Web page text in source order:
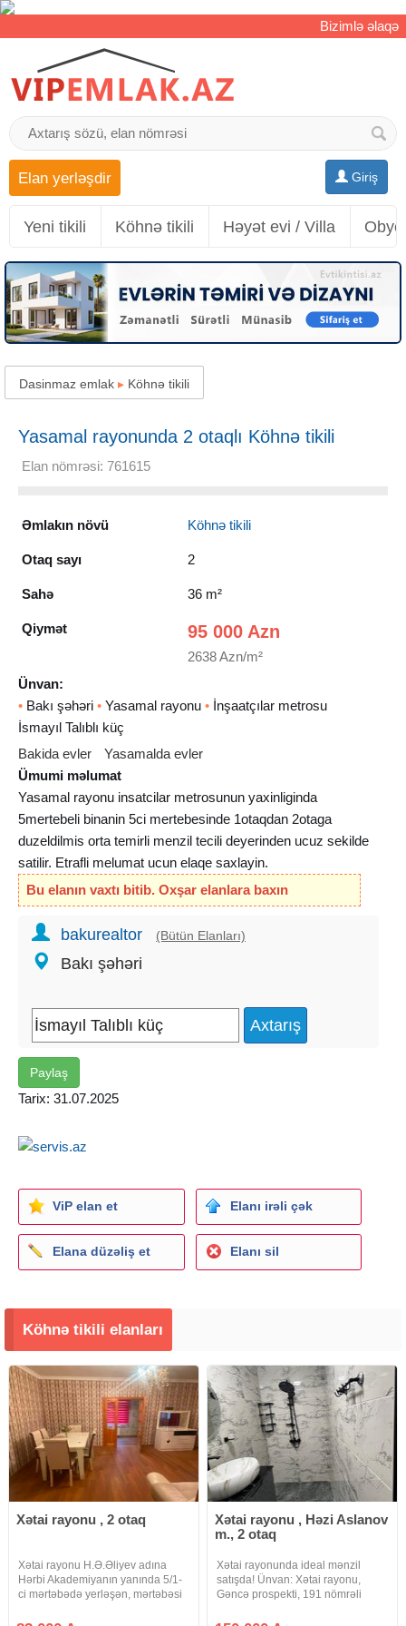
Bizimlə əlaqə
Giriş
Elan yerləşdir
Yeni tikili Köhnə tikili Həyət evi / Villa
Dasinmaz emlak ▸ Köhnə tikili
Yasamal rayonunda 2 otaqlı Köhnə tikili
Satılır, 36 m²
Elan nömrəsi: 761615
Əmlakın növü Köhnə tikili
Otaq sayı 2
Sahə 36 m²
Qiymət 95 000 Azn
2638 Azn/m²
Ünvan:
• Bakı şəhəri • Yasamal rayonu • İnşaatçılar metrosu
İsmayıl Talıblı küç
Bakida evler
Yasamalda evler
Ümumi məlumat
Yasamal rayonu insatcilar metrosunun yaxinliginda
5mertebeli binanin 5ci mertebesinde 1otaqdan 2otaga
duzeldilmis orta temirli menzil tecili deyerinden ucuz sekilde
satilir. Etrafli melumat ucun elaqe saxlayin.
Bu elanın vaxtı bitib. Oxşar elanlara baxın
bakurealtor (Bütün Elanları)
Bakı şəhəri
Paylaş
Tarix: 31.07.2025
ViP elan et Elanı irəli çək
Elana düzəliş et Elanı sil
Köhnə tikili elanları
Xətai rayonu , 2 otaq
Xətai rayonu H.Ə.Əliyev adına
Hərbi Akademiyanın yanında 5/1-
ci mərtəbədə yerləşən, mərtəbəsi
otaqlı (1-dən 2-yə düzəlmiş), künc
Xətai rayonu , Həzi Aslanov
m., 2 otaq
Xətai rayonunda ideal mənzil
satışda! Ünvan: Xətai rayonu,
Gəncə prospekti, 191 nömrəli
əlverişli ərazidə yerləşən